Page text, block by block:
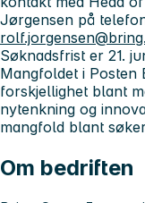
Jørgensen på
Søknadsfrist er 21.
Mangfoldet i Posten
forskjellighet blant
nytenkning og
mangfold blant
Om bedriften